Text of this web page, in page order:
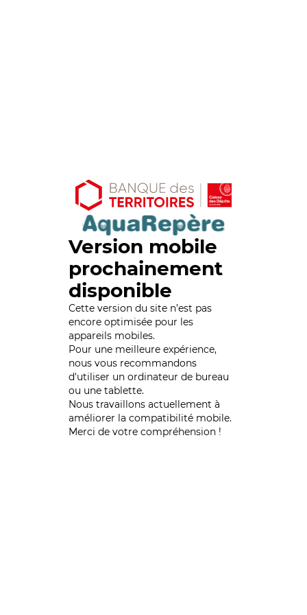
Version mobile
prochainement
disponible
Cette version du site n’est pas
encore optimisée pour les
appareils mobiles.
Pour une meilleure expérience,
nous vous recommandons
d'utiliser un ordinateur de bureau
ou une tablette.
Nous travaillons actuellement à
améliorer la compatibilité mobile.
Merci de votre compréhension !